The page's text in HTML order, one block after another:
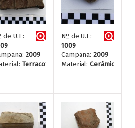
de U.E:
2009
Terracotta
Nº de U.E:
1009
Campaña:2009
Material:Cerámica